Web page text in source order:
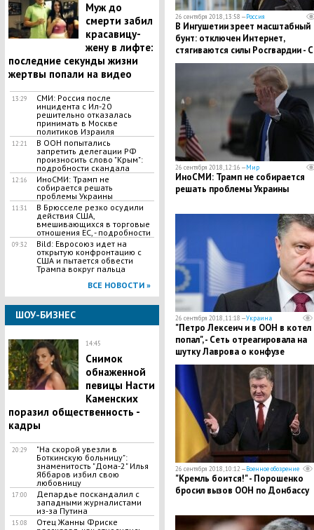
Муж до
смерти забил
красавицу-
жену в лифте:
последние секунды жизни
жертвы попали на видео
13:29
СМИ: Россия после
инцидента с Ил-20
решительно отказалась
принимать в Москве
политиков Израиля
12:21
В ООН попытались
запретить делегации РФ
произносить слово "Крым":
подробности скандала
12:16
ИноСМИ: Трамп не
собирается решать
проблемы Украины
11:31
​В Брюсселе резко осудили
действия США,
вмешивающихся в торговые
отношения ЕС, - подробности
09:32
Bild: Евросоюз идет на
открытую конфронтацию с
США и пытается обвести
Трампа вокруг пальца
ВСЕ НОВОСТИ »
ШОУ-БИЗНЕС
14:45
Снимок
обнаженной
певицы Насти
Каменских
поразил общественность -
кадры
20:29
"На скорой увезли в
Боткинскую больницу":
знаменитость "Дома-2" Илья
Яббаров избил свою
любовницу
17:00
Депардье поскандалил с
западными журналистами
из-за Путина
15:08
Отец Жанны Фриске
26 сентября 2018, 13:58 —Россия
В Ингушетии зреет масштабный
бунт: отключен Интернет,
стягиваются силы Росгвардии -
26 сентября 2018, 12:16 —Мир
ИноСМИ: Трамп не собирается
решать проблемы Украины
26 сентября 2018, 11:18 —Украина
"Петро Лексеич и в ООН в котел
попал", - Сеть отреагировала на
шутку Лаврова о конфузе
Порошенко
26 сентября 2018, 10:12 —Военное обозрение
"Кремль боится!" - Порошенко
бросил вызов ООН по Донбассу